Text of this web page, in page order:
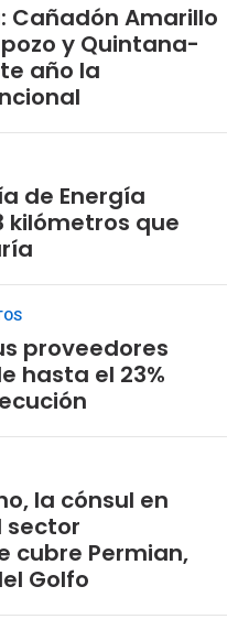
Cañadón Amarillo
y Quintana-
año la
de Energía
kilómetros que
proveedores
hasta el 23%
la cónsul en
sector
cubre Permian,
Golfo